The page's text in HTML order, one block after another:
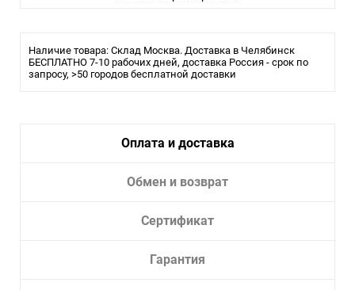
Наличие товара: Склад Москва. Доставка в Челябинск
БЕСПЛАТНО 7-10 рабочих дней, доставка Россия - срок по
запросу, >50 городов бесплатной доставки
Оплата и доставка
Обмен и возврат
Сертификат
Гарантия